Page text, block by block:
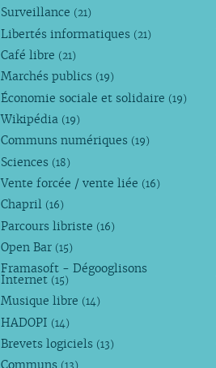
Surveillance (21)
Libertés informatiques (21)
Café libre (21)
Marchés publics (19)
Économie sociale et solidaire (19)
Wikipédia (19)
Communs numériques (19)
Sciences (18)
Vente forcée / vente liée (16)
Chapril (16)
Parcours libriste (16)
Open Bar (15)
Framasoft - Dégooglisons
Internet (15)
Musique libre (14)
HADOPI (14)
Brevets logiciels (13)
Communs (13)